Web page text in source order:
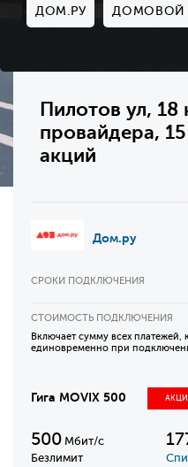
ДОМ.РУ ДОМОВОЙ
Пилотов ул,
провайдера,
акций
Дом.ру
СРОКИ ПОДКЛЮЧЕНИЯ
СТОИМОСТЬ ПОДКЛЮЧЕНИЯ
Включает сумму всех платежей,
единовременно при
Гига MOVIX 500
500 Мбит/с
Безлимит